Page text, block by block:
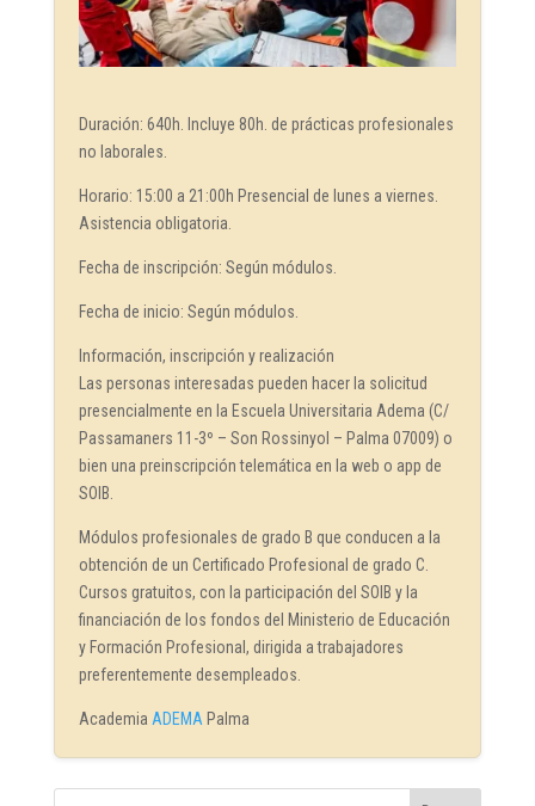
Duración: 640h. Incluye 80h. de prácticas profesionales
no laborales.
Horario: 15:00 a 21:00h Presencial de lunes a viernes.
Asistencia obligatoria.
Fecha de inscripción: Según módulos.
Fecha de inicio: Según módulos.
Información, inscripción y realización
Las personas interesadas pueden hacer la solicitud
presencialmente en la Escuela Universitaria Adema (C/
Passamaners 11-3º – Son Rossinyol – Palma 07009) o
bien una preinscripción telemática en la web o app de
SOIB.
Módulos profesionales de grado B que conducen a la
obtención de un Certificado Profesional de grado C.
Cursos gratuitos, con la participación del SOIB y la
financiación de los fondos del Ministerio de Educación
y Formación Profesional, dirigida a trabajadores
preferentemente desempleados.
Academia ADEMA Palma